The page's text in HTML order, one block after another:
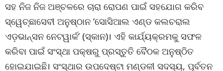
ସହ ନିଜ ନିଜ ଅଞ୍ଚଳରେ ଚାରା ରୋପଣ ପାଇଁ ସହଯୋଗ କରିବ
ସ୍ୱେଚ୍ଛାସେବୀ ଅନୁଷ୍ଠାନ ‘ସୋସିଆଲ ଏଣ୍ଡ କଲଚରାଲ
ଏଡ଼ଭାନ୍ସନ ନେଟୱାର୍କ’ (ସ୍କାନ)। ଏହି କାର୍ଯ୍ୟକ୍ରମକୁ ସଫଳ
କରିବା ପାଇଁ ସଂସ୍ଥା ପକ୍ଷରୁ ପ୍ରସ୍ତୁତି ବୈଠକ ଅନୁଷ୍ଠିତ
ହୋଇଯାଇଛି। ସଂସ୍ଥାର ଉପଦେଷ୍ଟା ମଣ୍ଡଳୀ ସଦସ୍ୟ, ପୂର୍ବତନ